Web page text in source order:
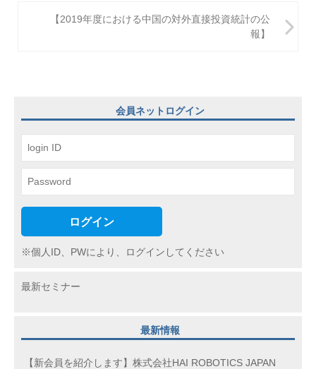
ョ
ン
【2019年度における中国の対外直接投資統計の公
報】
会員ネットログイン
ログイン
※個人ID、PWにより、ログインしてください
最新セミナー
最新情報
【新会員を紹介します】株式会社HAI ROBOTICS JAPAN